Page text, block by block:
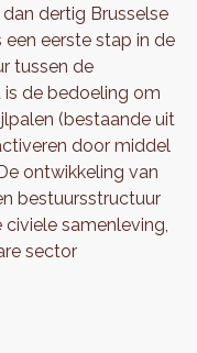
dertig Brusselse
een eerste stap in de
tussen de
is de bedoeling om
(bestaande uit
door middel
ontwikkeling van
bestuursstructuur
samenleving,
sector